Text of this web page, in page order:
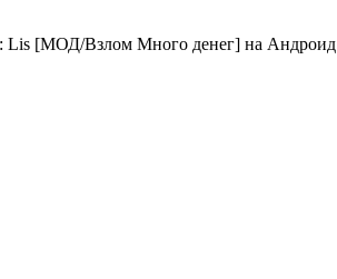
Lis [МОД/Взлом Много денег] на Андроид